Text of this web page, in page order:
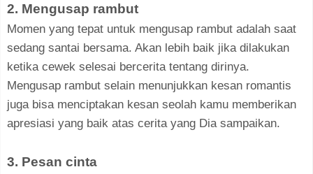
2. Mengusap rambut
Momen yang tepat untuk mengusap rambut adalah saat
sedang santai bersama. Akan lebih baik jika dilakukan
ketika cewek selesai bercerita tentang dirinya.
Mengusap rambut selain menunjukkan kesan romantis
juga bisa menciptakan kesan seolah kamu memberikan
apresiasi yang baik atas cerita yang Dia sampaikan.
3. Pesan cinta